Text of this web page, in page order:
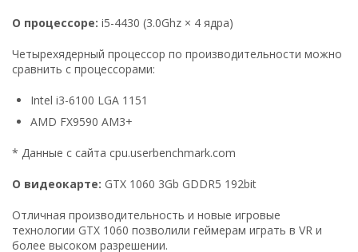
О процессоре: i5-4430 (3.0Ghz × 4 ядра)
Четырехядерный процессор по производительности можно
сравнить с процессорами:
Intel i3-6100 LGA 1151
AMD FX9590 AM3+
* Данные с сайта cpu.userbenchmark.com
О видеокарте: GTX 1060 3Gb GDDR5 192bit
Отличная производительность и новые игровые
технологии GTX 1060 позволили геймерам играть в VR и
более высоком разрешении.